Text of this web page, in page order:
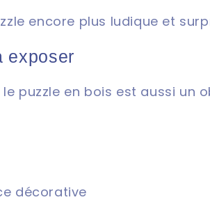
encore plus ludique et
exposer
puzzle en bois est aussi un
décorative